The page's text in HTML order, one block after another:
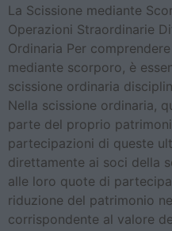
La Scissione mediante
Operazioni Straordinarie
Ordinaria Per
mediante scorporo, è
scissione ordinaria
Nella scissione ordinaria,
parte del proprio
partecipazioni di queste
direttamente ai soci della
alle loro quote di
riduzione del patrimonio
corrispondente al valore